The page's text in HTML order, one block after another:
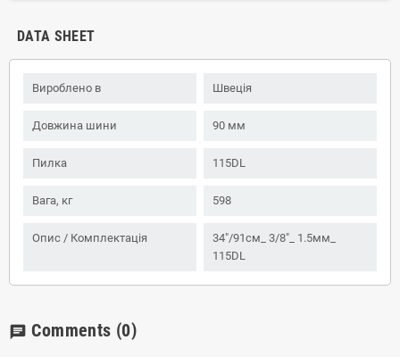
DATA SHEET
Вироблено в Швеція
Довжина шини 90 мм
Пилка 115DL
Вага, кг 598
Опис / Комплектація
34"/91см_ 3/8"_ 1.5мм_
115DL
chat Comments (0)